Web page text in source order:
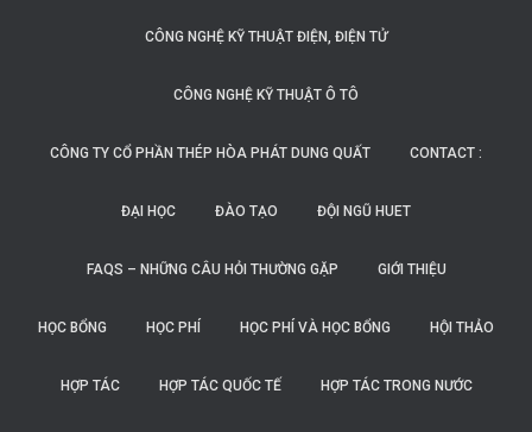
CÔNG NGHỆ KỸ THUẬT ĐIỆN, ĐIỆN TỬ
CÔNG NGHỆ KỸ THUẬT Ô TÔ
CÔNG TY CỔ PHẦN THÉP HÒA PHÁT DUNG QUẤT CONTACT :
ĐẠI HỌC ĐÀO TẠO ĐỘI NGŨ HUET
FAQS – NHỮNG CÂU HỎI THƯỜNG GẶP GIỚI THIỆU
HỌC BỔNG HỌC PHÍ HỌC PHÍ VÀ HỌC BỔNG HỘI THẢO
HỢP TÁC HỢP TÁC QUỐC TẾ HỢP TÁC TRONG NƯỚC